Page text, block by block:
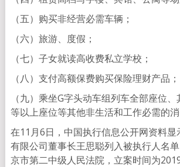
（五）购买非经营必需车辆；
（六）旅游、度假；
（七）子女就读高收费私立学校；
（八）支付高额保费购买保险理财产品；
（九）乘坐G字头动车组列车全部座位
等以上座位等其他非生活和工作必需的消
在11月6日，中国执行信息公开网资料显
有限公司董事长王思聪列入被执行人名
京市第二中级人民法院，立案时间为